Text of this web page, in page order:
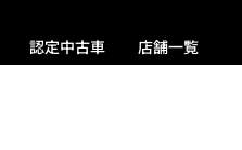
認定中古車 店舗一覧